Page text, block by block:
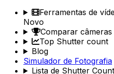
Ferramentas de
Novo
Comparar câmeras
Top Shutter count
Blog
Simulador de Fotografia
Lista de Shutter